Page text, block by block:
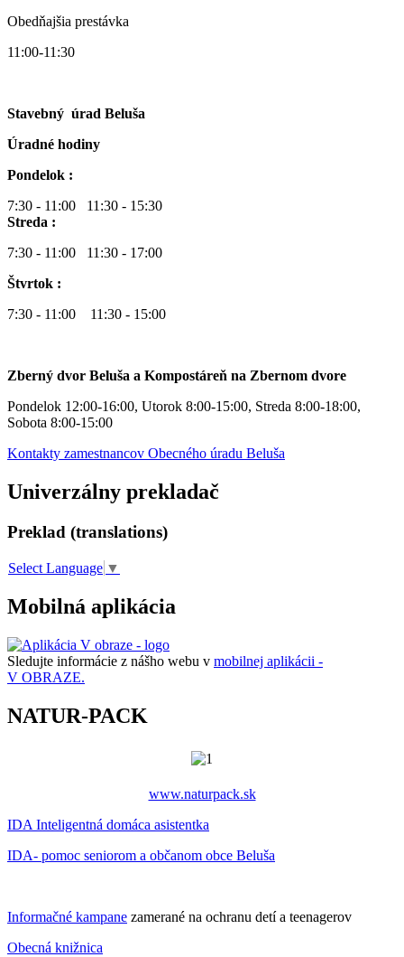
Obedňajšia prestávka
11:00-11:30
Stavebný úrad Beluša
Úradné hodiny
Pondelok :
7:30 - 11:00 11:30 - 15:30
Streda :
7:30 - 11:00 11:30 - 17:00
Štvrtok :
7:30 - 11:00 11:30 - 15:00
Zberný dvor Beluša a Kompostáreň na Zbernom dvore
Pondelok 12:00-16:00, Utorok 8:00-15:00, Streda 8:00-18:00,
Sobota 8:00-15:00
Kontakty zamestnancov Obecného úradu Beluša
Univerzálny prekladač
Preklad (translations)
Select Language ▼
Mobilná aplikácia
Sledujte informácie z nášho webu v mobilnej aplikácii -
V OBRAZE.
NATUR-PACK
www.naturpack.sk
IDA Inteligentná domáca asistentka
IDA- pomoc seniorom a občanom obce Beluša
Informačné kampane zamerané na ochranu detí a teenagerov
Obecná knižnica